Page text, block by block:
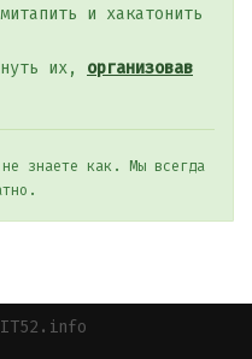
и хакатонить
их, организовав
знаете как. Мы всегда
IT52.info